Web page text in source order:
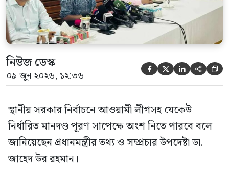
নিউজ ডেস্ক
০৯ জুন ২০২৬, ১২:৩৬     
স্থানীয় সরকার নির্বাচনে আওয়ামী লীগসহ যেকেউ
নির্ধারিত মানদণ্ড পূরণ সাপেক্ষে অংশ নিতে পারবে বলে
জানিয়েছেন প্রধানমন্ত্রীর তথ্য ও সম্প্রচার উপদেষ্টা ডা.
জাহেদ উর রহমান।